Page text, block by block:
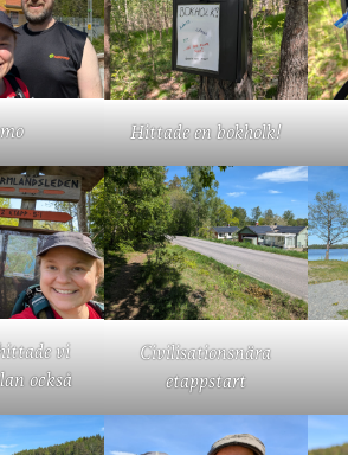
Hittade en bokholk!
vi
också
Civilisationsnära
etappstart